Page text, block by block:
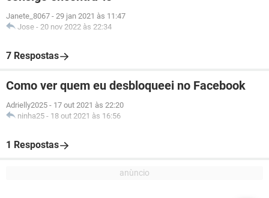
Janete_8067 - 29 jan 2021 às 11:47
Jose - 20 nov 2022 às 22:34
7 Respostas
Como ver quem eu desbloqueei no Facebook
Adrielly2025 - 17 out 2021 às 22:20
ninha25 - 18 out 2021 às 16:56
1 Respostas